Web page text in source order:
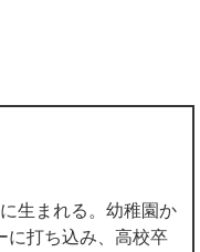
生まれる。幼稚園か
に打ち込み、高校卒